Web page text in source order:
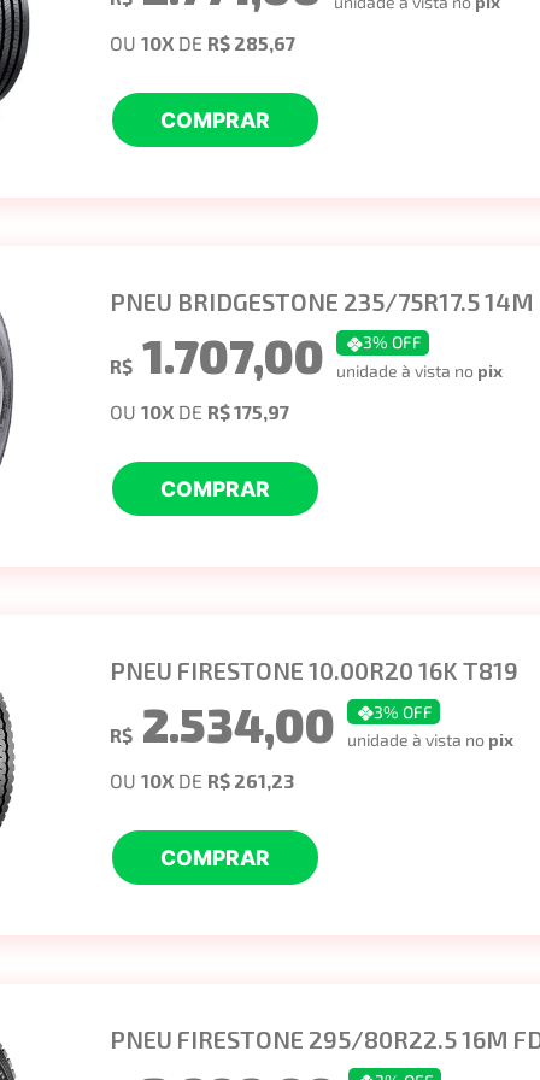
OU 10X DE R$ 285,67
COMPRAR
PNEU BRIDGESTONE 235/75R17.5
R$ 1.707,00 3% OFF
unidade à vista no pix
OU 10X DE R$ 175,97
COMPRAR
PNEU FIRESTONE 10.00R20 16K T819
R$ 2.534,00 3% OFF
unidade à vista no pix
OU 10X DE R$ 261,23
COMPRAR
PNEU FIRESTONE 295/80R22.5 16M